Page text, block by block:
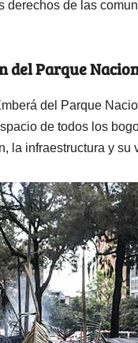
derechos de las
del Parque
del Parque
de todos los
la infraestructura y su